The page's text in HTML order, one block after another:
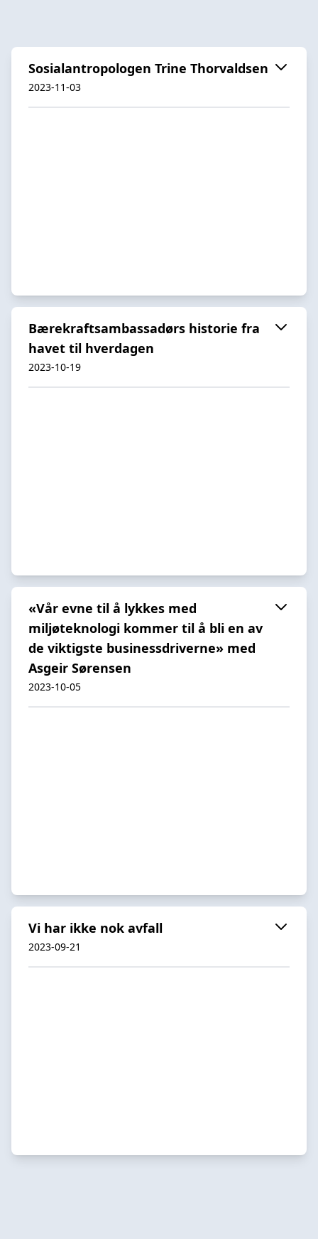
Sosialantropologen Trine Thorvaldsen
2023-11-03
Bærekraftsambassadørs historie fra
havet til hverdagen
2023-10-19
«Vår evne til å lykkes med
miljøteknologi kommer til å bli en av
de viktigste businessdriverne» med
Asgeir Sørensen
2023-10-05
Vi har ikke nok avfall
2023-09-21